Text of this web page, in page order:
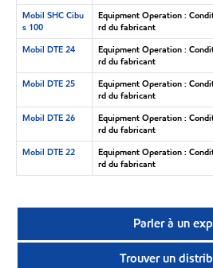
Mobil SHC Cibu
s 100
Equipment Operation :
rd du fabricant
Mobil DTE 24
Equipment Operation :
rd du fabricant
Mobil DTE 25
Equipment Operation :
rd du fabricant
Mobil DTE 26
Equipment Operation :
rd du fabricant
Mobil DTE 22
Equipment Operation :
rd du fabricant
Parler à un
Trouver un